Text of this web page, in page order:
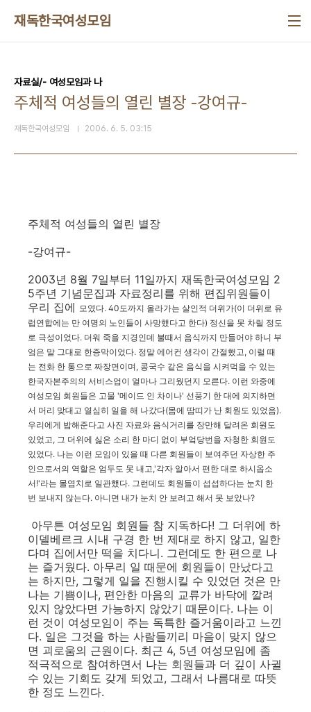
재독한국여성모임
자료실/- 여성모임과 나
주체적 여성들의 열린 별장 -강여규-
재독한국여성모임 2006. 6. 5. 03:15
주체적 여성들의 열린 별장
-강여규-
2003년 8월 7일부터 11일까지 재독한국여성모임 2
5주년 기념문집과 자료정리를 위해 편집위원들이
우리 집에 모였다. 40도까지 올라가는 살인적 더위가(이 더위로 유
럽연합에는 만 여명의 노인들이 사망했다고 한다) 정신을 못 차릴 정도
로 극성이었다. 더워 죽을 지경인데 불때서 음식까지 만들어야 하니 부
엌은 말 그대로 한증막이었다. 정말 에어컨 생각이 간절했고, 이럴 때
는 전화 한 통으로 짜장면이며, 콩국수 같은 음식을 시켜먹을 수 있는
한국자본주의의 서비스업이 얼마나 그리웠던지 모른다. 이런 와중에
여성모임 회원들은 고물 '메이드 인 차이나' 선풍기 한 대에 의지하면
서 머리 맞대고 열심히 일을 해 나갔다(몸에 땀띠가 난 회원도 있었음).
우리에게 밥해준다고 사진 자료와 음식거리를 장만해 달려온 회원도
있었고, 그 더위에 싫은 소리 한 마디 없이 부엌당번을 자청한 회원도
있었다. 나는 이런 모임이 있을 때 다른 회원들이 보여주던 자상한 주
인으로서의 역할은 엄두도 못 내고,'각자 알아서 편한 대로 하시옵소
서!'라는 몰염치로 일관했다. 그런데도 회원들이 섭섭하다는 눈치 한
번 보내지 않는다. 아니면 내가 눈치 안 보려고 해서 못 보았나?
아무튼 여성모임 회원들 참 지독하다! 그 더위에 하
이델베르크 시내 구경 한 번 제대로 하지 않고, 일한
다며 집에서만 떡을 치다니. 그런데도 한 편으로 나
는 즐거웠다. 아무리 일 때문에 회원들이 만났다고
는 하지만, 그렇게 일을 진행시킬 수 있었던 것은 만
나는 기쁨이나, 편안한 마음의 교류가 바닥에 깔려
있지 않았다면 가능하지 않았기 때문이다. 나는 이
런 것이 여성모임이 주는 독특한 즐거움이라고 느낀
다. 일은 그것을 하는 사람들끼리 마음이 맞지 않으
면 괴로움의 근원이다. 최근 4, 5년 여성모임에 좀
적극적으로 참여하면서 나는 회원들과 더 깊이 사귈
수 있는 기회도 갖게 되었고, 그래서 나름대로 따뜻
한 정도 느낀다.